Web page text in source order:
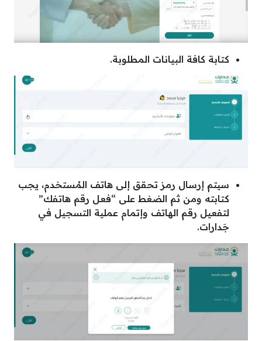
كتابة كافة البيانات المطلوبة.
سيتم إرسال رمز تحقق إلى هاتف المُستخدم، يجب
كتابته ومن ثم الضغط على “فعل رقم هاتفك”
لتفعيل رقم الهاتف وإتمام عملية التسجيل في
جَدارات.